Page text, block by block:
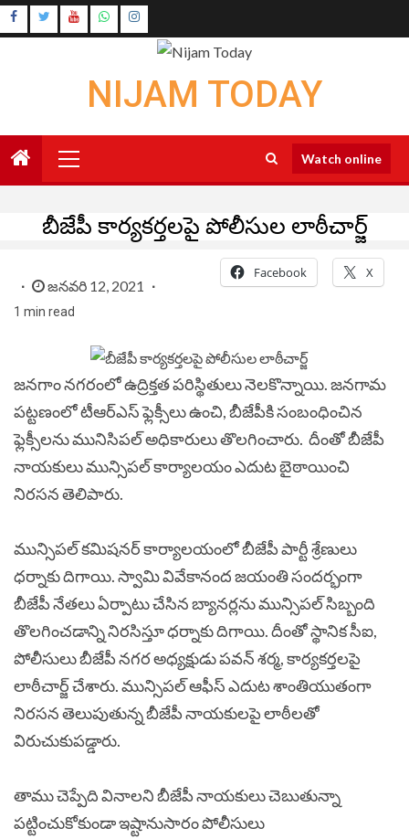
Skip
to
Instagram
NIJAM TODAY
Menu
Watch online
బీజేపీ కార్యకర్తలపై పోలీసుల లాఠీచార్జ్
జనవరి 12, 2021
1 min read
Facebook X
జనగాం నగరంలో ఉద్రిక్తత పరిస్థితులు నెలకొన్నాయి. జనగామ
పట్టణంలో టీఆర్ఎస్ ఫ్లెక్సీలు ఉంచి, బీజేపీకి సంబంధించిన
ఫ్లెక్సీలను మునిసిపల్ అధికారులు తొలగించారు. దీంతో బీజేపీ
నాయకులు మున్సిపల్ కార్యాలయం ఎదుట బైఠాయించి
నిరసన తెలిపారు.
మున్సిపల్ కమిషనర్ కార్యాలయంలో బీజేపీ పార్టీ శ్రేణులు
ధర్నాకు దిగాయి. స్వామి వివేకానంద జయంతి సందర్భంగా
బీజేపీ నేతలు ఏర్పాటు చేసిన బ్యానర్లను మున్సిపల్ సిబ్బంది
తొలగించడాన్ని నిరసిస్తూ ధర్నాకు దిగాయి.దీంతో స్థానిక సీఐ,
పోలీసులు బీజేపీ నగర అధ్యక్షుడు పవన్ శర్మ, కార్యకర్తలపై
లాఠీచార్జ్ చేశారు. మున్సిపల్ ఆఫీస్ ఎదుట శాంతియుతంగా
నిరసన తెలుపుతున్న బీజేపీ నాయకులపై లాఠీలతో
విరుచుకుపడ్డారు.
తాము చెప్పేది వినాలని బీజేపీ నాయకులు చెబుతున్నా
పట్టించుకోకుండా ఇష్టానుసారం పోలీసులు